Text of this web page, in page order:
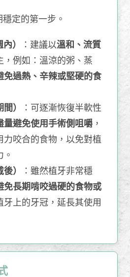
定的第一步。
） ：建議以溫和、流質
，例如：溫涼的粥、蒸
免過熱、辛辣或堅硬的食
）
：可逐漸恢復半軟性
量避免使用手術側咀嚼 ，
力咬合的食物，以免對植
）
：雖然植牙非常穩
免長期啃咬過硬的食物或
牙上的牙冠，延長其使用